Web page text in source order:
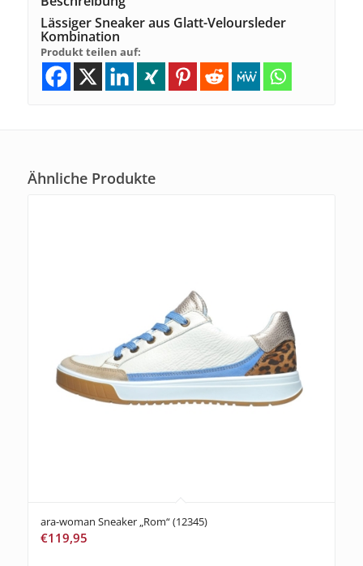
Lässiger Sneaker aus Glatt-Veloursleder
Kombination
Produkt teilen auf:
Ähnliche Produkte
ara-woman Sneaker „Rom“ (12345)
€119,95